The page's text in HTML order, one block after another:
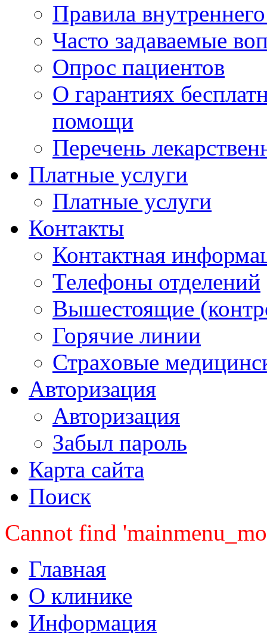
Правила
Часто задаваемые
Опрос пациентов
О гарантиях
помощи
Перечень
Платные услуги
Платные услуги
Контакты
Контактная
Телефоны отделений
Вышестоящие
Горячие линии
Страховые
Авторизация
Авторизация
Забыл пароль
Карта сайта
Поиск
Cannot find
Главная
О клинике
Информация